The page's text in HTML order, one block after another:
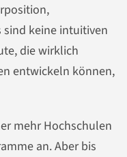
sind keine intuitiven
die wirklich
entwickeln können,
mehr Hochschulen
an. Aber bis